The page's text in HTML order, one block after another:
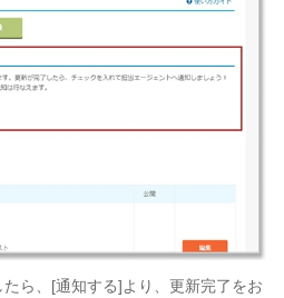
ら、[通知する]より、更新完了をお